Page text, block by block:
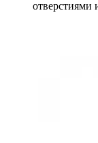
отверстиями